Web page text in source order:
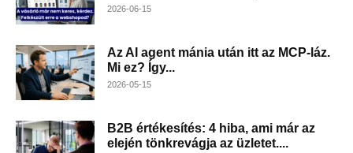
2026-06-15
Az AI agent mánia után itt az MCP-láz.
Mi ez? Így...
2026-05-15
B2B értékesítés: 4 hiba, ami már az
elején tönkrevágja az üzletet....